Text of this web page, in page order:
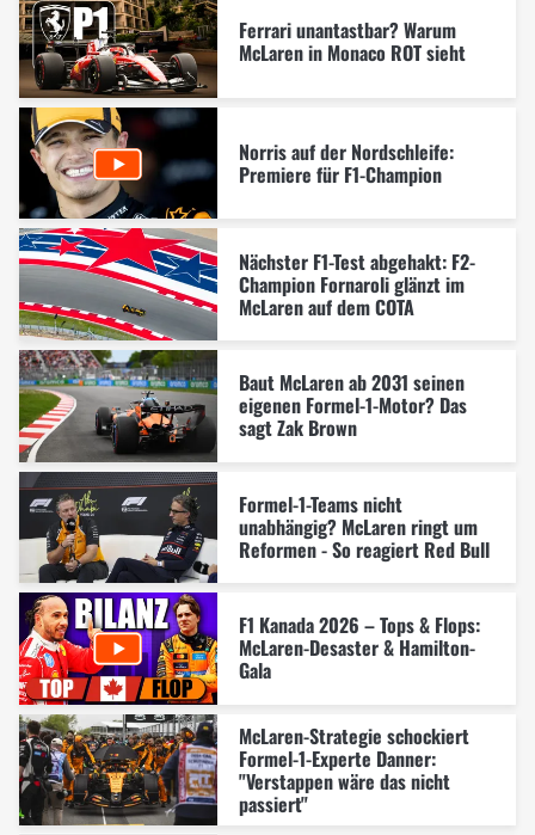
Ferrari unantastbar? Warum
McLaren in Monaco ROT sieht
Norris auf der Nordschleife:
Premiere für F1-Champion
Nächster F1-Test abgehakt: F2-
Champion Fornaroli glänzt im
McLaren auf dem COTA
Baut McLaren ab 2031 seinen
eigenen Formel-1-Motor? Das
sagt Zak Brown
Formel-1-Teams nicht
unabhängig? McLaren ringt um
Reformen - So reagiert Red Bull
F1 Kanada 2026 – Tops & Flops:
McLaren-Desaster & Hamilton-
Gala
McLaren-Strategie schockiert
Formel-1-Experte Danner:
"Verstappen wäre das nicht
passiert"